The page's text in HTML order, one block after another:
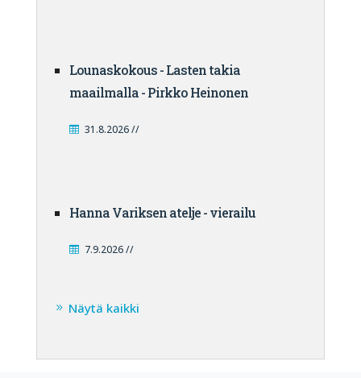
Lounaskokous - Lasten takia
maailmalla - Pirkko Heinonen
31.8.2026 //
Hanna Variksen atelje - vierailu
7.9.2026 //
Näytä kaikki